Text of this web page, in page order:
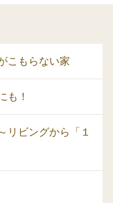
こもらない家
も！
リビングから「１